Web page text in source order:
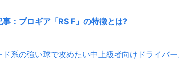
事：プロギア「RS F」の特徴とは?
ド系の強い球で攻めたい中上級者向けドライバー